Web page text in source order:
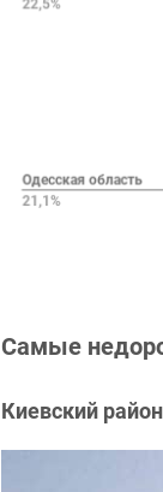
Самые
Киевский район